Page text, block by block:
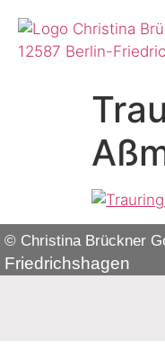
© Christina Brückner
Friedrichshagen